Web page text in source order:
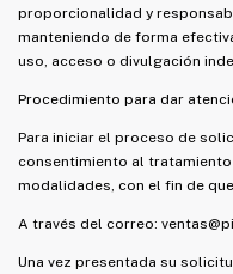
proporcionalidad y
manteniendo de forma
uso, acceso o divulgación
Procedimiento para dar
Para iniciar el proceso de
consentimiento al
modalidades, con el fin de
A través del correo:
Una vez presentada su